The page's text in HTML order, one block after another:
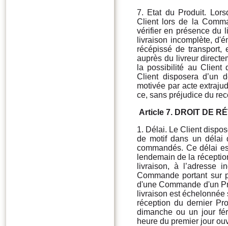
7. Etat du Produit.
Client lors de la
vérifier en présence du
livraison incomplète,
récépissé de transport,
auprès du livreur
la possibilité au Client
Client disposera d’un
motivée par acte
ce, sans préjudice du
Article 7. DROIT DE
1. Délai. Le Client
de motif dans un délai
commandés. Ce délai
lendemain de la
livraison, à l’adresse
Commande portant sur
d'une Commande d'un
livraison est
réception du dernier
dimanche ou un jour
heure du premier jour